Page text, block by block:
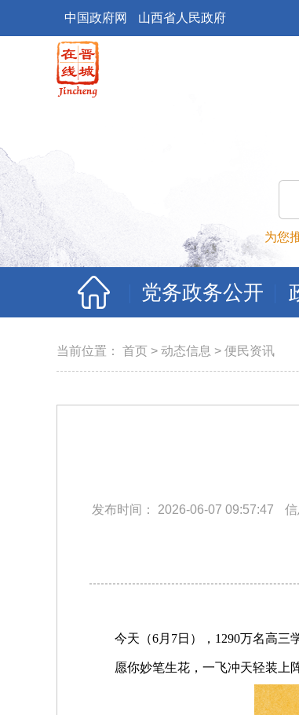
中国政府网 山西省人民政府
为您
党务政务公开
当前位置： 首页 > 动态信息 > 便民资讯
发布时间： 2026-06-07 09:57:47 信
今天（6月7日），1290万名高三
愿你妙笔生花，一飞冲天轻装上